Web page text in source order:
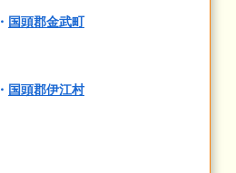
・ 国頭郡金武町
・ 国頭郡伊江村